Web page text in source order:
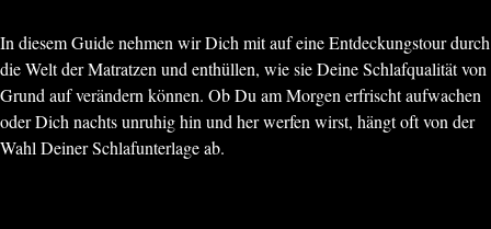
In diesem Guide nehmen wir Dich mit auf eine Entdeckungstour durch
die Welt der Matratzen und enthüllen, wie sie Deine Schlafqualität von
Grund auf verändern können. Ob Du am Morgen erfrischt aufwachen
oder Dich nachts unruhig hin und her werfen wirst, hängt oft von der
Wahl Deiner Schlafunterlage ab.